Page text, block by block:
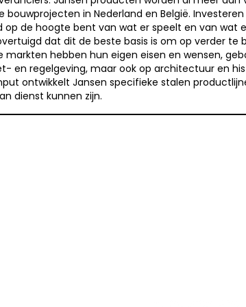
bouwprojecten in Nederland en België.
op de hoogte bent van wat er speelt en van wat
dat dit de beste basis is om op verder te
markten hebben hun eigen eisen en wensen,
en regelgeving, maar ook op architectuur en
ontwikkelt Jansen specifieke stalen
dienst kunnen zijn.